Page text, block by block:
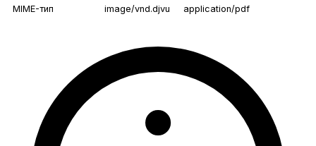
MIME-тип image/vnd.djvu application/pdf